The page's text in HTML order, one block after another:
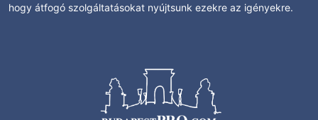
hogy átfogó szolgáltatásokat nyújtsunk ezekre az igényekre.